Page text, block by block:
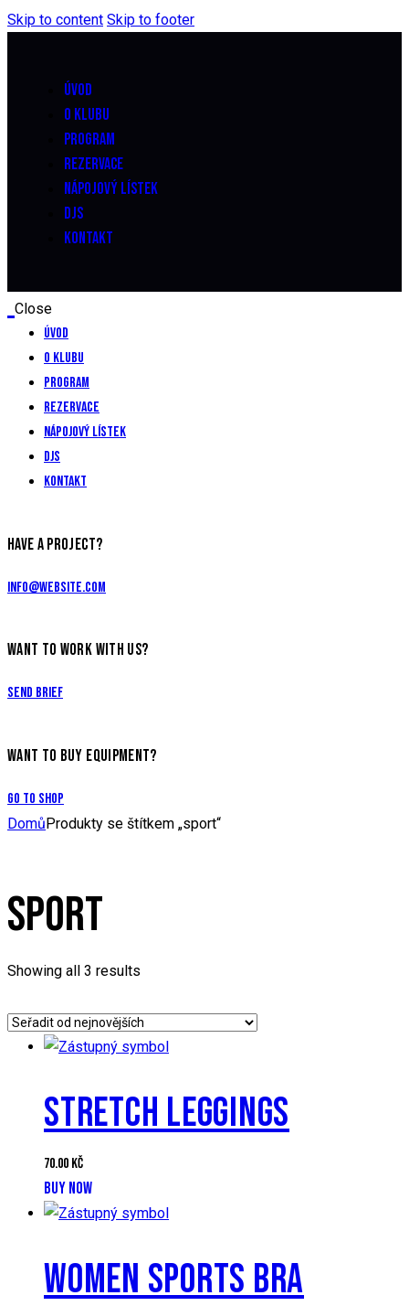
Skip to content Skip to footer
ÚVOD
O KLUBU
PROGRAM
REZERVACE
NÁPOJOVÝ LÍSTEK
DJS
KONTAKT
Close
Úvod
O klubu
Program
Rezervace
Nápojový lístek
DJs
Kontakt
HAVE A PROJECT?
info@website.com
WANT TO WORK WITH US?
Send Brief
WANT TO BUY EQUIPMENT?
Go to Shop
DomůProdukty se štítkem „sport“
SPORT
Showing all 3 results
latest
STRETCH LEGGINGS
70.00 Kč
BUY NOW
WOMEN SPORTS BRA